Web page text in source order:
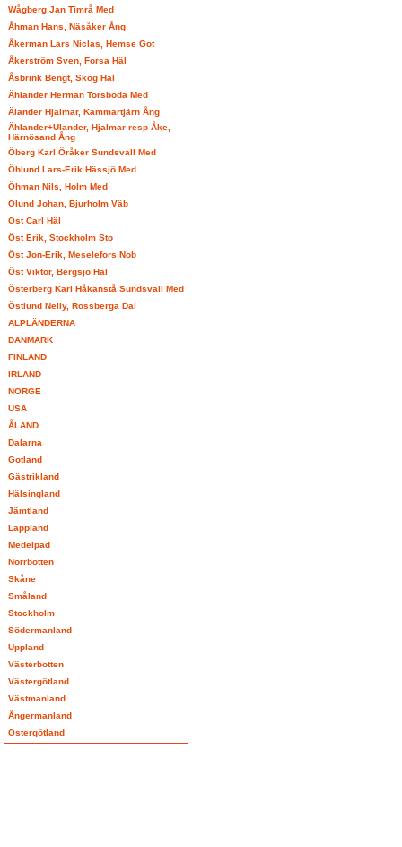
Wågberg Jan Timrå Med
Åhman Hans, Näsåker Ång
Åkerman Lars Niclas, Hemse Got
Åkerström Sven, Forsa Häl
Åsbrink Bengt, Skog Häl
Ählander Herman Torsboda Med
Älander Hjalmar, Kammartjärn Ång
Ählander+Ulander, Hjalmar resp Åke,
Härnösand Ång
Öberg Karl Öråker Sundsvall Med
Öhlund Lars-Erik Hässjö Med
Öhman Nils, Holm Med
Ölund Johan, Bjurholm Väb
Öst Carl Häl
Öst Erik, Stockholm Sto
Öst Jon-Erik, Meselefors Nob
Öst Viktor, Bergsjö Häl
Österberg Karl Håkanstå Sundsvall Med
Östlund Nelly, Rossberga Dal
ALPLÄNDERNA
DANMARK
FINLAND
IRLAND
NORGE
USA
ÅLAND
Dalarna
Gotland
Gästrikland
Hälsingland
Jämtland
Lappland
Medelpad
Norrbotten
Skåne
Småland
Stockholm
Södermanland
Uppland
Västerbotten
Västergötland
Västmanland
Ångermanland
Östergötland